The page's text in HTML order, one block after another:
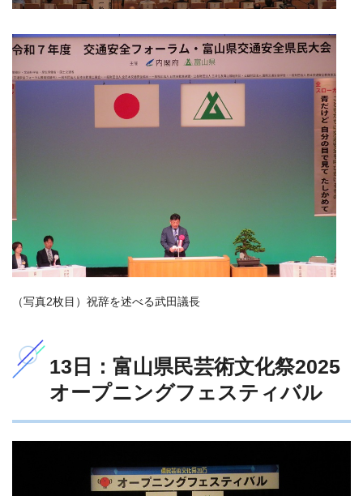
（写真2枚目）祝辞を述べる武田議長
13日：富山県民芸術文化祭2025
オープニングフェスティバル